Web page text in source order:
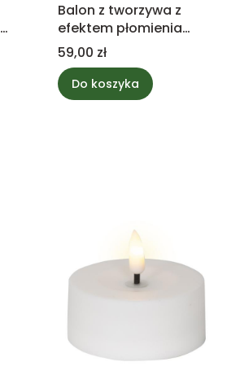
Balon z tworzywa z
efektem płomienia
pomarańczowy
Cena
59,00 zł
Do koszyka